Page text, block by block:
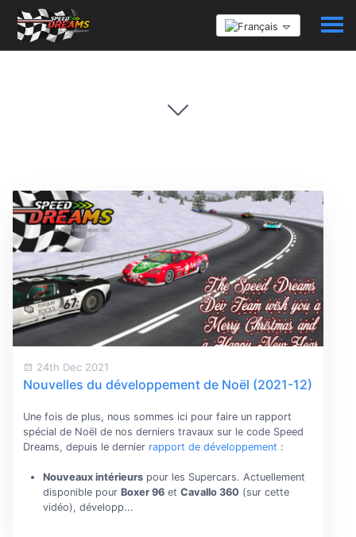
24th Dec 2021
Nouvelles du développement de Noël (2021-12)
Une fois de plus, nous sommes ici pour faire un rapport
spécial de Noël de nos derniers travaux sur le code Speed
Dreams, depuis le dernier rapport de développement :
Nouveaux intérieurs pour les Supercars. Actuellement
disponible pourBoxer 96 etCavallo 360 (sur cette
vidéo), développ...